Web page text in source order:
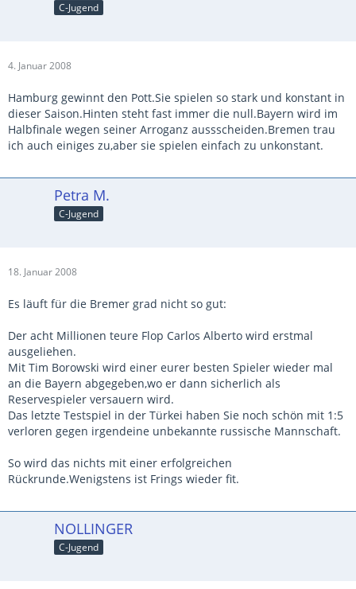
C-Jugend
4. Januar 2008
Hamburg gewinnt den Pott.Sie spielen so stark und konstant in
dieser Saison.Hinten steht fast immer die null.Bayern wird im
Halbfinale wegen seiner Arroganz aussscheiden.Bremen trau
ich auch einiges zu,aber sie spielen einfach zu unkonstant.
Petra M.
C-Jugend
18. Januar 2008
Es läuft für die Bremer grad nicht so gut:
Der acht Millionen teure Flop Carlos Alberto wird erstmal
ausgeliehen.
Mit Tim Borowski wird einer eurer besten Spieler wieder mal
an die Bayern abgegeben,wo er dann sicherlich als
Reservespieler versauern wird.
Das letzte Testspiel in der Türkei haben Sie noch schön mit 1:5
verloren gegen irgendeine unbekannte russische Mannschaft.
So wird das nichts mit einer erfolgreichen
Rückrunde.Wenigstens ist Frings wieder fit.
NOLLINGER
C-Jugend